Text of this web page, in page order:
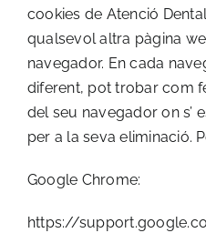
cookies de Atenció
qualsevol altra pàgina
navegador. En cada
diferent, pot trobar com
del seu navegador on s’
per a la seva eliminació.
Google Chrome:
https://